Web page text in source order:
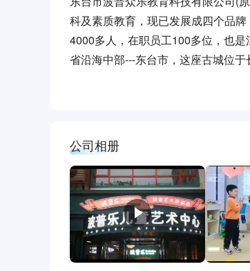
科及素质教育，现已发展成四个品
4000多人，在职员工100多位，也
省沿海中部---东台市，这座古城位
和, 水丰地肥,素有“金东台”的美誉
上海、南京等城市均为2小时车程，
公司相册